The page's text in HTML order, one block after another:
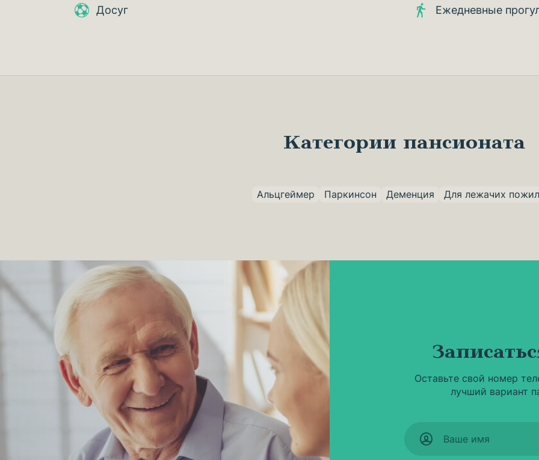
Досуг Ежедневные
Категории пансионата
Альцгеймер Паркинсон Деменция Для лежачих
Оставьте свой номер
лучший вариант